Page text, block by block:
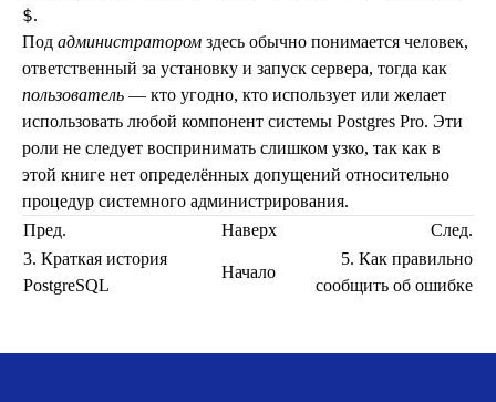
$.
Под администратором здесь обычно понимается человек,
ответственный за установку и запуск сервера, тогда как
пользователь — кто угодно, кто использует или желает
использовать любой компонент системы Postgres Pro. Эти
роли не следует воспринимать слишком узко, так как в
этой книге нет определённых допущений относительно
процедур системного администрирования.
Пред.
Наверх
След.
3. Краткая история
PostgreSQL
Начало
5. Как правильно
сообщить об ошибке